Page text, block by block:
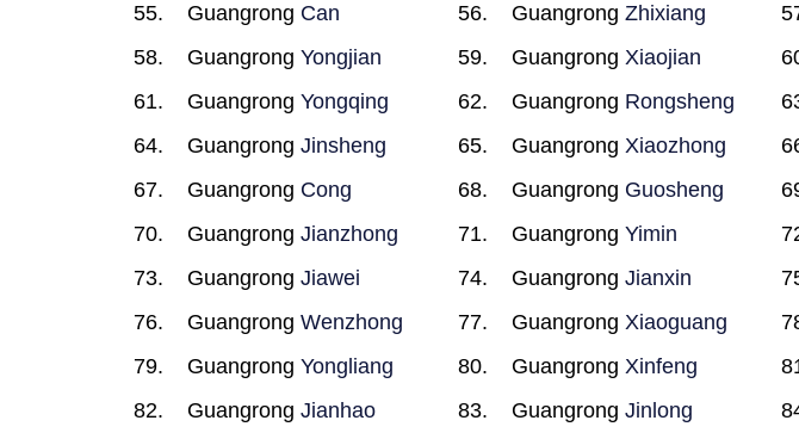
Guangrong Can Guangrong Zhixiang
Guangrong Yongjian Guangrong Xiaojian
Guangrong Yongqing Guangrong Rongsheng
Guangrong Jinsheng Guangrong Xiaozhong
Guangrong Cong Guangrong Guosheng
Guangrong Jianzhong Guangrong Yimin
Guangrong Jiawei Guangrong Jianxin
Guangrong Wenzhong Guangrong Xiaoguang
Guangrong Yongliang Guangrong Xinfeng
Guangrong Jianhao Guangrong Jinlong